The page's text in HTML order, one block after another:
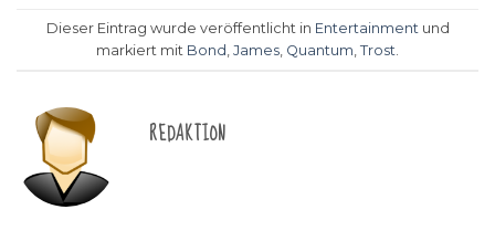
Dieser Eintrag wurde veröffentlicht in Entertainment und
markiert mit Bond James Quantum Trost
REDAKTION